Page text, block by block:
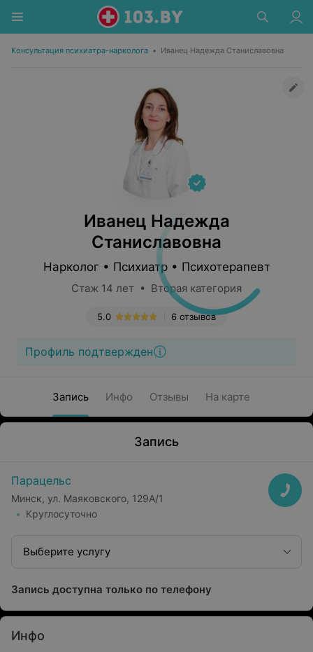
Консультация психиатра-нарколога • Иванец Надежда Станиславовна
Иванец Надежда
Станиславовна
Нарколог • Психиатр • Психотерапевт
Стаж 14 лет • Вторая категория
6 отзывов
5.0
Профиль подтвержден
Запись Инфо Отзывы На карте
Запись
Парацельс
Минск, ул. Маяковского, 129А/1
Круглосуточно
Выберите услугу
Запись доступна только по телефону
Инфо